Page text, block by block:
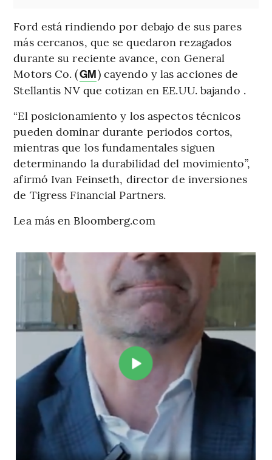
Ford está rindiendo por debajo de sus pares
más cercanos, que se quedaron rezagados
durante su reciente avance, con General
Motors Co. (GM) cayendo y las acciones de
Stellantis NV que cotizan en EE.UU. bajando .
“El posicionamiento y los aspectos técnicos
pueden dominar durante periodos cortos,
mientras que los fundamentales siguen
determinando la durabilidad del movimiento”,
afirmó Ivan Feinseth, director de inversiones
de Tigress Financial Partners.
Lea más en Bloomberg.com